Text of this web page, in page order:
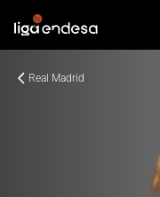
Real Madrid